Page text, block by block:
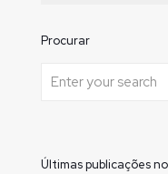
Procurar
Últimas publicações